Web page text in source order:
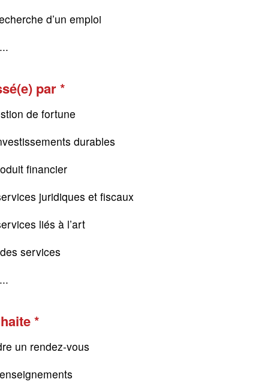
d’un emploi
par
de fortune
durables
financier
juridiques et fiscaux
liés à l’art
services
un rendez-vous